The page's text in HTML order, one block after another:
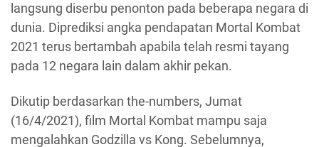
langsung diserbu penonton pada beberapa negara di
dunia. Diprediksi angka pendapatan Mortal Kombat
2021 terus bertambah apabila telah resmi tayang
pada 12 negara lain dalam akhir pekan.
Dikutip berdasarkan the-numbers, Jumat
(16/4/2021), film Mortal Kombat mampu saja
mengalahkan Godzilla vs Kong. Sebelumnya,